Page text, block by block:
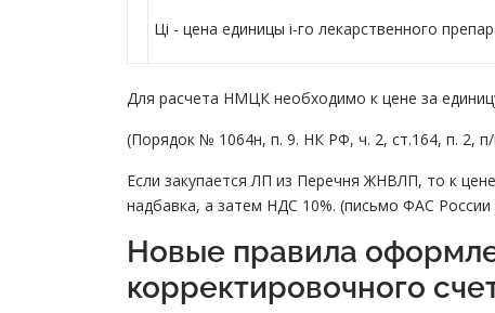
Цi - цена единицы i-го лекарственного
Для расчета НМЦК необходимо к цене за
(Порядок № 1064н, п. 9. НК РФ, ч. 2, ст.164, п. 2, п/
Если закупается ЛП из Перечня ЖНВЛП, то к
надбавка, а затем НДС 10%. (письмо ФАС
Новые правила
корректировочного